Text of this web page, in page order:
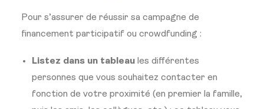
Pour s’assurer de réussir sa campagne de
financement participatif ou crowdfunding :
Listez dans un tableau les différentes
personnes que vous souhaitez contacter en
fonction de votre proximité (en premier la famille,